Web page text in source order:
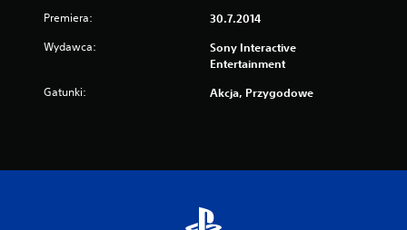
Premiera: 30.7.2014
Wydawca:
Sony Interactive
Entertainment
Gatunki: Akcja, Przygodowe